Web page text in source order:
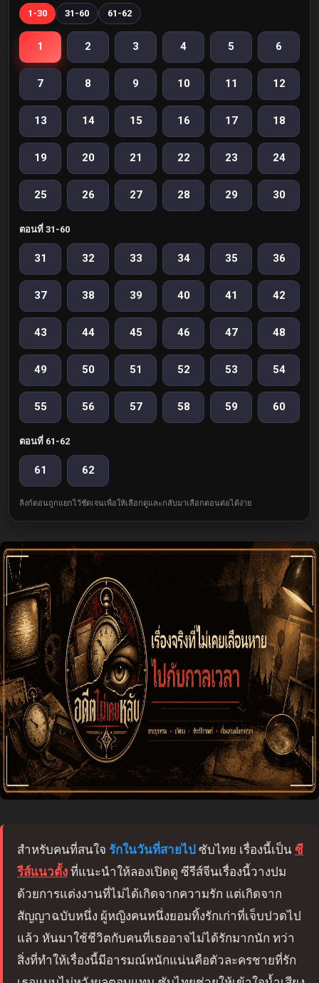
1-30 31-60 61-62
1 2 3 4 5 6
7 8 9 10 11 12
13 14 15 16 17 18
19 20 21 22 23 24
25 26 27 28 29 30
ตอนที่ 31-60
31 32 33 34 35 36
37 38 39 40 41 42
43 44 45 46 47 48
49 50 51 52 53 54
55 56 57 58 59 60
ตอนที่ 61-62
61 62
ลิงก์ตอนถูกแยกไว้ชัดเจนเพื่อให้เลือกดูและกลับมาเลือกตอนต่อได้ง่าย
สำหรับคนที่สนใจ รักในวันที่สายไป ซับไทย เรื่องนี้เป็น ซี
รีส์แนวตั้ง ที่แนะนำให้ลองเปิดดู ซีรีส์จีนเรื่องนี้วางปม
ด้วยการแต่งงานที่ไม่ได้เกิดจากความรัก แต่เกิดจาก
สัญญาฉบับหนึ่ง ผู้หญิงคนหนึ่งยอมทิ้งรักเก่าที่เจ็บปวดไป
แล้ว หันมาใช้ชีวิตกับคนที่เธออาจไม่ได้รักมากนัก ทว่า
สิ่งที่ทำให้เรื่องนี้มีอารมณ์หนักแน่นคือตัวละครชายที่รัก